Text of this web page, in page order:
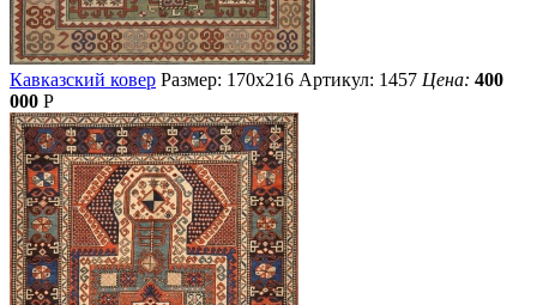
Кавказский ковер Размер: 170х216 Артикул: 1457 Цена: 400
000 Р